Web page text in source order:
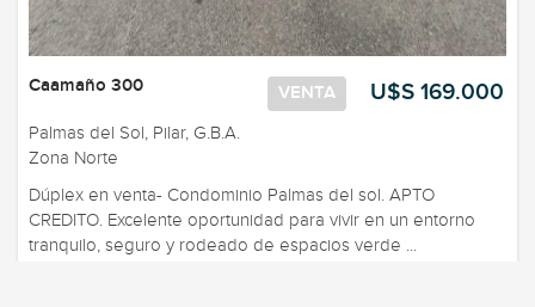
U$S 169.000
VENTA
Caamaño 300
Palmas del Sol, Pilar, G.B.A.
Zona Norte
Dúplex en venta- Condominio Palmas del sol. APTO
CREDITO. Excelente oportunidad para vivir en un entorno
tranquilo, seguro y rodeado de espacios verde ...